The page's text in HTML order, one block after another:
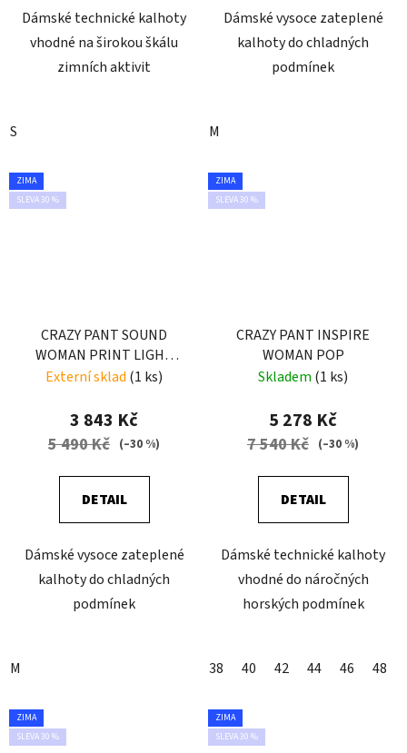
Dámské technické kalhoty
vhodné na širokou škálu
zimních aktivit
S
Dámské vysoce zateplené
kalhoty do chladných
podmínek
M
ZIMA
SLEVA 30 %
CRAZY PANT SOUND
WOMAN PRINT LIGHT
JEANS
Externí sklad (1 ks)
3 843 Kč
5 490 Kč (–30 %)
DETAIL
Dámské vysoce zateplené
kalhoty do chladných
podmínek
M
ZIMA
SLEVA 30 %
CRAZY PANT INSPIRE
WOMAN POP
Skladem (1 ks)
5 278 Kč
7 540 Kč (–30 %)
DETAIL
Dámské technické kalhoty
vhodné do náročných
horských podmínek
38 40 42 44 46 48
ZIMA
SLEVA 30 %
ZIMA
SLEVA 30 %